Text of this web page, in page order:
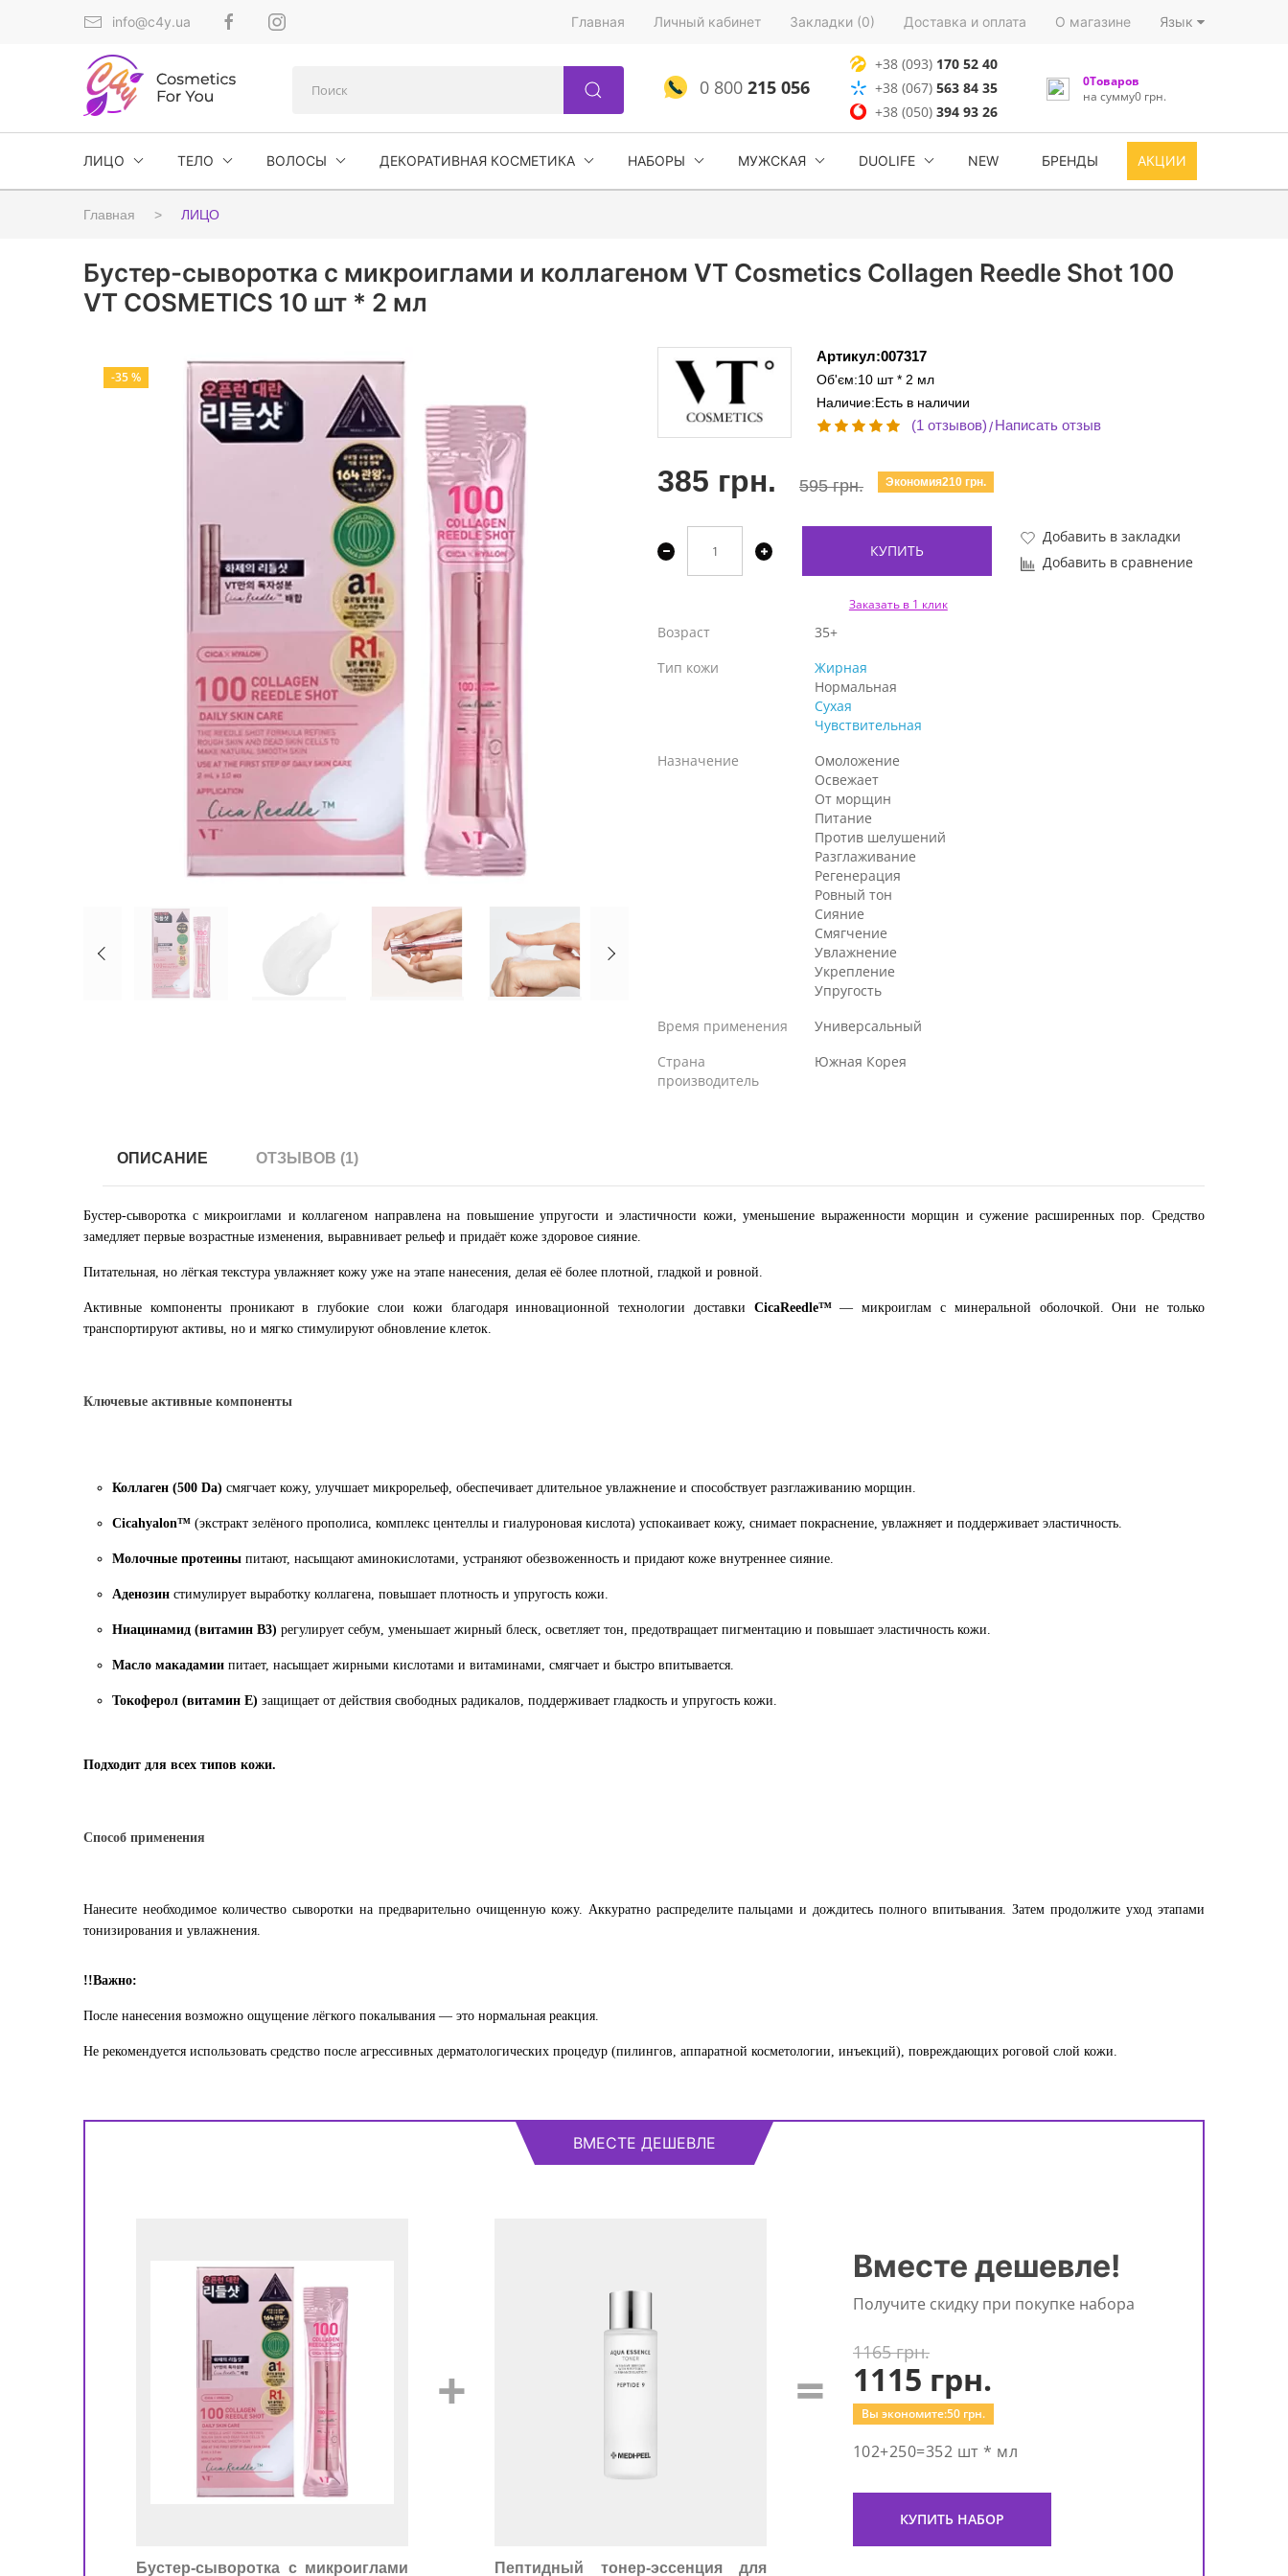
info@c4y.ua Главная Личный кабинет Закладки (0) Доставка и оплата О магазине Язык
0 800215 056
+38 (093) 170 52 40
+38 (067) 563 84 35
+38 (050)394 93 26
0Товаров
на сумму0 грн.
ЛИЦО ТЕЛО ВОЛОСЫ ДЕКОРАТИВНАЯ КОСМЕТИКА НАБОРЫ МУЖСКАЯ DUOLIFE NEW БРЕНДЫ АКЦИИ
Главная ЛИЦО
Бустер-сыворотка с микроиглами и коллагеном VT Cosmetics Collagen Reedle Shot 100
VT COSMETICS 10 шт * 2 мл
-35 %
Артикул:007317
Об'єм:10 шт * 2 мл
Наличие:Есть в наличии
(1 отзывов)/Написать отзыв
385 грн. 595 грн. Экономия210 грн.
КУПИТЬ
Добавить в закладки
Добавить в сравнение
Заказать в 1 клик
Возраст
35+
Тип кожи
Жирная
Нормальная
Сухая
Чувствительная
Назначение
Омоложение
Освежает
От морщин
Питание
Против шелушений
Разглаживание
Регенерация
Ровный тон
Сияние
Смягчение
Увлажнение
Укрепление
Упругость
Время применения
Универсальный
Страна
производитель
Южная Корея
ОПИСАНИЕ ОТЗЫВОВ (1)
Бустер-сыворотка с микроиглами и коллагеном направлена на повышение упругости и эластичности кожи, уменьшение выраженности морщин и сужение расширенных пор. Средство
замедляет первые возрастные изменения, выравнивает рельеф и придаёт коже здоровое сияние.
Питательная, но лёгкая текстура увлажняет кожу уже на этапе нанесения, делая её более плотной, гладкой и ровной.
Активные компоненты проникают в глубокие слои кожи благодаря инновационной технологии доставки CicaReedle™— микроиглам с минеральной оболочкой. Они не только
транспортируют активы, но и мягко стимулируют обновление клеток.
Ключевые активные компоненты
Коллаген (500 Da) смягчает кожу, улучшает микрорельеф, обеспечивает длительное увлажнение и способствует разглаживанию морщин.
Cicahyalon™ (экстракт зелёного прополиса, комплекс центеллы и гиалуроновая кислота) успокаивает кожу, снимает покраснение, увлажняет и поддерживает эластичность.
Молочные протеины питают, насыщают аминокислотами, устраняют обезвоженность и придают коже внутреннее сияние.
Аденозин стимулирует выработку коллагена, повышает плотность и упругость кожи.
Ниацинамид (витамин B3) регулирует себум, уменьшает жирный блеск, осветляет тон, предотвращает пигментацию и повышает эластичность кожи.
Масло макадамии питает, насыщает жирными кислотами и витаминами, смягчает и быстро впитывается.
Токоферол (витамин E) защищает от действия свободных радикалов, поддерживает гладкость и упругость кожи.
Подходит для всех типов кожи.
Способ применения
Нанесите необходимое количество сыворотки на предварительно очищенную кожу. Аккуратно распределите пальцами и дождитесь полного впитывания. Затем продолжите уход этапами
тонизирования и увлажнения.
!!Важно:
После нанесения возможно ощущение лёгкого покалывания — это нормальная реакция.
Не рекомендуется использовать средство после агрессивных дерматологических процедур (пилингов, аппаратной косметологии, инъекций), повреждающих роговой слой кожи.
ВМЕСТЕ ДЕШЕВЛЕ
Бустер-сыворотка с микроиглами
+
Пептидный тонер-эссенция для
=
Вместе дешевле!
Получите скидку при покупке набора
1165 грн.
1115 грн.
Вы экономите:50 грн.
102+250=352 шт * мл
КУПИТЬ НАБОР